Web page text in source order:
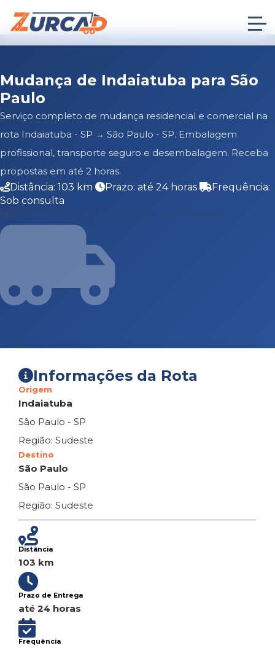
Mudança de Indaiatuba para São
Paulo
Serviço completo de mudança residencial e comercial na
rota Indaiatuba - SP → São Paulo - SP. Embalagem
profissional, transporte seguro e desembalagem. Receba
propostas em até 2 horas.
Distância: 103 km
Prazo: até 24 horas
Frequência:
Sob consulta
Falar no WhatsApp
Informações da Rota
Origem
Indaiatuba
São Paulo - SP
Região: Sudeste
Destino
São Paulo
São Paulo - SP
Região: Sudeste
Distância
103 km
Prazo de Entrega
até 24 horas
Frequência